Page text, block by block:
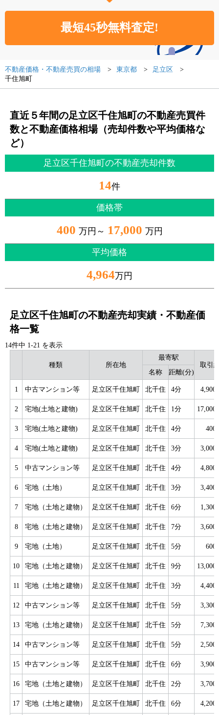
不動産価格・不動産売買の相場 東京都
足立区
千住旭町
直近５年間の足立区千住旭町の不動産売買件
数と不動産価格相場（売却件数や平均価格な
ど）
足立区千住旭町の不動産売却件数
14件
価格帯
400 万円～ 17,000 万円
平均価格
4,964万円
足立区千住旭町の不動産売却実績・不動産価
格一覧
14件中 1-21 を表示
種類 所在地
最寄駅
取引
名称
距離(分)
1 中古マンション等 足立区千住旭町 北千住 4分 4,900
2 宅地(土地と建物) 足立区千住旭町 北千住 1分 17,000
3 宅地(土地と建物) 足立区千住旭町 北千住 4分 400
4 宅地(土地と建物) 足立区千住旭町 北千住 3分 3,000
5 中古マンション等 足立区千住旭町 北千住 4分 4,800
6 宅地（土地） 足立区千住旭町 北千住 3分 3,400
7 宅地（土地と建物） 足立区千住旭町 北千住 6分 1,300
8 宅地（土地と建物） 足立区千住旭町 北千住 7分 3,600
9 宅地（土地） 足立区千住旭町 北千住 5分 600
10 宅地（土地と建物） 足立区千住旭町 北千住 9分 13,000
11 宅地（土地と建物） 足立区千住旭町 北千住 3分 4,400
12 中古マンション等 足立区千住旭町 北千住 5分 3,300
13 宅地（土地と建物） 足立区千住旭町 北千住 5分 7,300
14 中古マンション等 足立区千住旭町 北千住 5分 2,500
15 中古マンション等 足立区千住旭町 北千住 6分 3,900
16 宅地（土地と建物） 足立区千住旭町 北千住 2分 3,700
17 宅地（土地と建物） 足立区千住旭町 北千住 6分 4,200